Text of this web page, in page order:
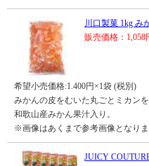
川口製菓 1kg み
販売価格：1,058
希望小売価格:1.400円×1袋 (税別)
みかんの皮をむいた丸ごとミカン
和歌山産みかん果汁入り。
※画像はあくまで参考画像となり
JUICY